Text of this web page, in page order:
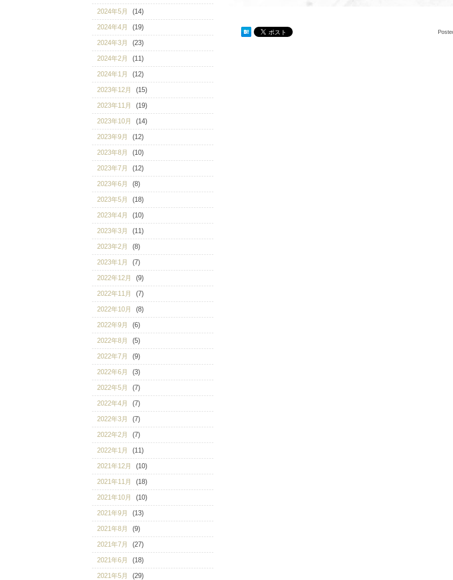
2024年5月 (14)
2024年4月 (19)
2024年3月 (23)
2024年2月 (11)
2024年1月 (12)
2023年12月 (15)
2023年11月 (19)
2023年10月 (14)
2023年9月 (12)
2023年8月 (10)
2023年7月 (12)
2023年6月 (8)
2023年5月 (18)
2023年4月 (10)
2023年3月 (11)
2023年2月 (8)
2023年1月 (7)
2022年12月 (9)
2022年11月 (7)
2022年10月 (8)
2022年9月 (6)
2022年8月 (5)
2022年7月 (9)
2022年6月 (3)
2022年5月 (7)
2022年4月 (7)
2022年3月 (7)
2022年2月 (7)
2022年1月 (11)
2021年12月 (10)
2021年11月 (18)
2021年10月 (10)
2021年9月 (13)
2021年8月 (9)
2021年7月 (27)
2021年6月 (18)
2021年5月 (29)